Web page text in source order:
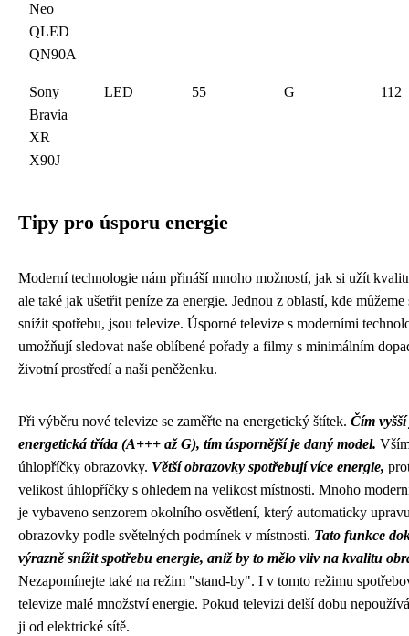
Neo
QLED
QN90A
Sony
Bravia
XR
X90J
LED 55 G 112
Tipy pro úsporu energie
Moderní technologie nám přináší mnoho možností, jak si užít
ale také jak ušetřit peníze za energie. Jednou z oblastí, kde můžeme
snížit spotřebu, jsou televize. Úsporné televize s moderními
umožňují sledovat naše oblíbené pořady a filmy s minimálním
životní prostředí a naši peněženku.
Při výběru nové televize se zaměřte na energetický štítek. Čím vyšší
energetická třída (A+++ až G), tím úspornější je daný model.
úhlopříčky obrazovky. Větší obrazovky spotřebují více energie,
velikost úhlopříčky s ohledem na velikost místnosti. Mnoho
je vybaveno senzorem okolního osvětlení, který automaticky
obrazovky podle světelných podmínek v místnosti. Tato funkce
výrazně snížit spotřebu energie, aniž by to mělo vliv na kvalitu
Nezapomínejte také na režim "stand-by". I v tomto režimu
televize malé množství energie. Pokud televizi delší dobu
ji od elektrické sítě.